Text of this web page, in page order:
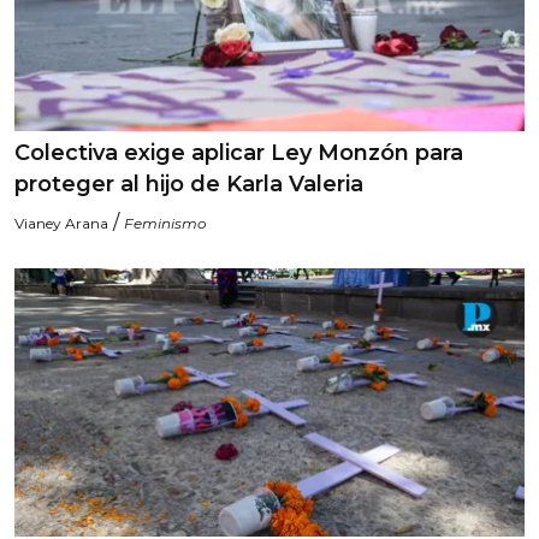
Colectiva exige aplicar Ley Monzón para
proteger al hijo de Karla Valeria
Vianey Arana / Feminismo